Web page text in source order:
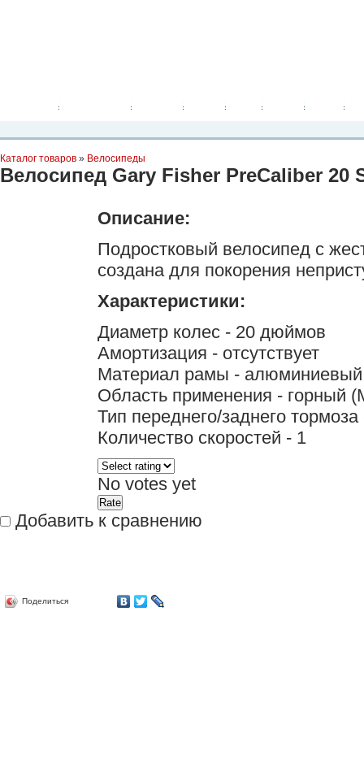
Каталог товаров » Велосипеды
Велосипед Gary Fisher PreCaliber 20
Описание:
Подростковый велосипед с
создана для покорения
Характеристики:
Диаметр колес - 20 дюймов
Амортизация - отсутствует
Материал рамы - алюминиевый
Область применения - горный
Тип переднего/заднего
Количество скоростей - 1
No votes yet
Добавить к сравнению
Поделиться